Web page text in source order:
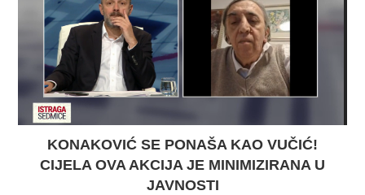
KONAKOVIĆ SE PONAŠA KAO VUČIĆ!
CIJELA OVA AKCIJA JE MINIMIZIRANA U
JAVNOSTI